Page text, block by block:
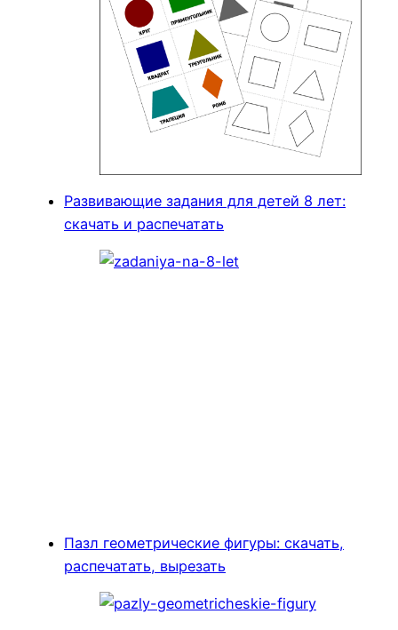
Развивающие задания для детей 8 лет:
скачать и распечатать
Пазл геометрические фигуры: скачать,
распечатать, вырезать